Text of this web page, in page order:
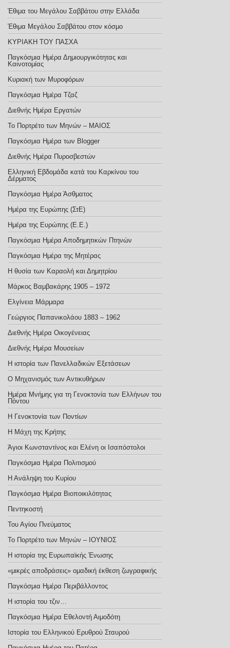
Έθιμα του Μεγάλου Σαββάτου στην Ελλάδα
Έθιμα Μεγάλου Σαββάτου στον κόσμο
ΚΥΡΙΑΚΗ ΤΟΥ ΠΑΣΧΑ
Παγκόσμια Ημέρα Δημιουργικότητας και
Καινοτομίας
Κυριακή των Μυροφόρων
Παγκόσμια Ημέρα Τζαζ
Διεθνής Ημέρα Εργατών
Το Πορτρέτο των Μηνών – ΜΑΙΟΣ
Παγκόσμια Ημέρα των Blogger
Διεθνής Ημέρα Πυροσβεστών
Ελληνική Εβδομάδα κατά του Καρκίνου του
Δέρματος
Παγκόσμια Ημέρα Άσθματος
Ημέρα της Ευρώπης (ΣτΕ)
Ημέρα της Ευρώπης (E.E.)
Παγκόσμια Ημέρα Αποδημητικών Πτηνών
Παγκόσμια Ημέρα της Μητέρας
Η θυσία των Καραολή και Δημητρίου
Μάρκος Βαμβακάρης 1905 – 1972
Ελγίνεια Μάρμαρα
Γεώργιος Παπανικολάου 1883 – 1962
Διεθνής Ημέρα Οικογένειας
Διεθνής Ημέρα Μουσείων
Η ιστορία των Πανελλαδικών Εξετάσεων
Ο Μηχανισμός των Αντικυθήρων
Ημέρα Μνήμης για τη Γενοκτονία των Ελλήνων του
Πόντου
Η Γενοκτονία των Ποντίων
Η Μάχη της Κρήτης
Άγιοι Κωνσταντίνος και Ελένη οι Ισαπόστολοι
Παγκόσμια Ημέρα Πολιτισμού
Η Ανάληψη του Κυρίου
Παγκόσμια Ημέρα Βιοποικιλότητας
Πεντηκοστή
Του Αγίου Πνεύματος
Το Πορτρέτο των Μηνών – ΙΟΥΝΙΟΣ
Η ιστορία της Ευρωπαϊκής Ένωσης
«μικρές αποδράσεις» ομαδική έκθεση ζωγραφικής
Παγκόσμια Ημέρα Περιβάλλοντος
Η ιστορία του τζιν…
Παγκόσμια Ημέρα Εθελοντή Αιμοδότη
Ιστορία του Ελληνικού Ερυθρού Σταυρού